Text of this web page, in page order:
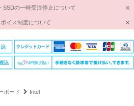
SSDの一時受注停止について
イス制度について
ボード Intel